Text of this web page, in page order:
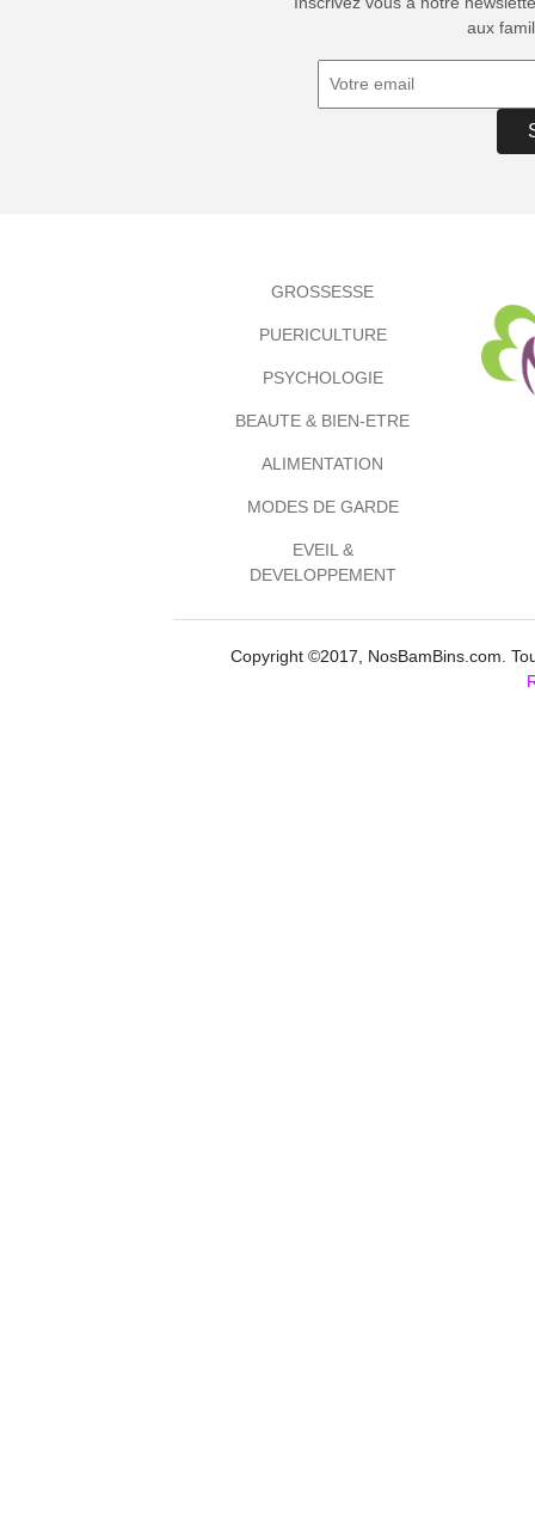
aux
GROSSESSE
PUERICULTURE
PSYCHOLOGIE
BEAUTE & BIEN-ETRE
ALIMENTATION
MODES DE GARDE
EVEIL &
DEVELOPPEMENT
Copyright ©2017, NosBamBins.com.